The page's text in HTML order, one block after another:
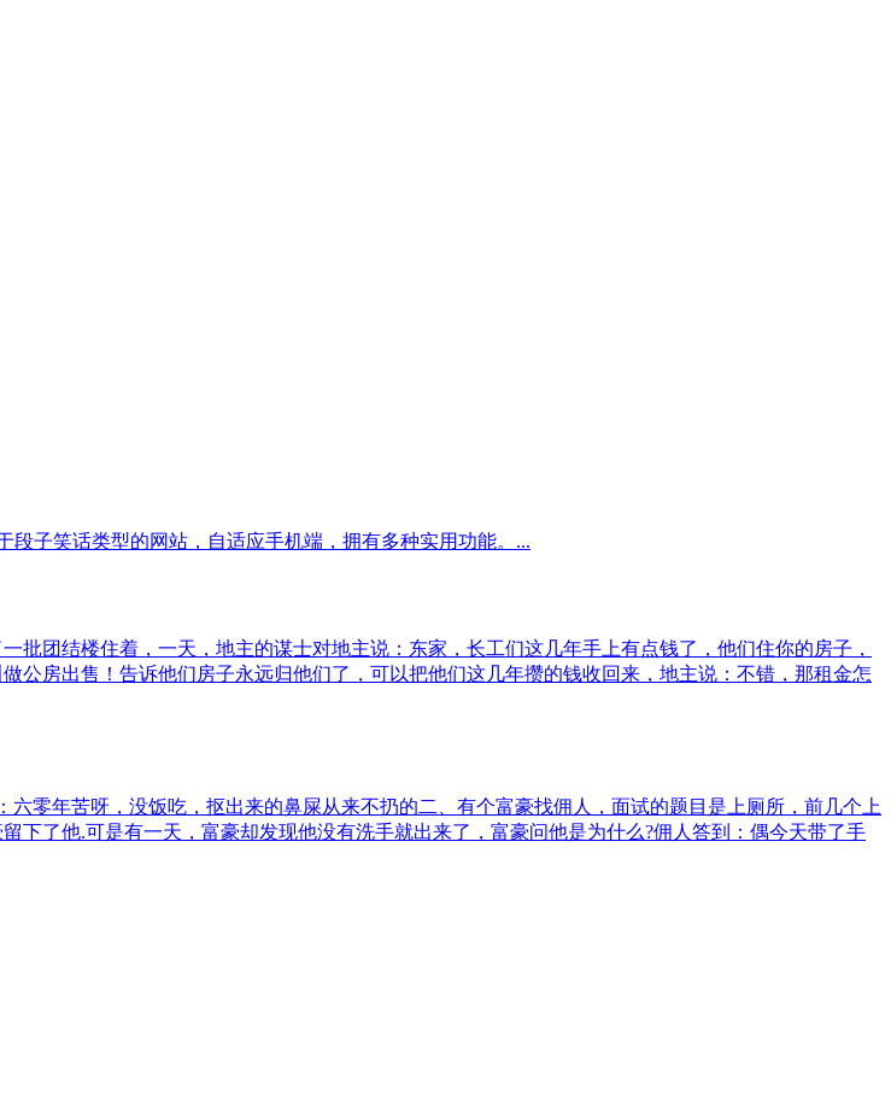
段子笑话类型的网站，自适应手机端，拥有多种实用功能。...
批团结楼住着，一天，地主的谋士对地主说：东家，长工们这几年手上有点钱了，他们住你的房子，
公房出售！告诉他们房子永远归他们了，可以把他们这几年攒的钱收回来，地主说：不错，那租金怎
零年苦呀，没饭吃，抠出来的鼻屎从来不扔的二、有个富豪找佣人，面试的题目是上厕所，前几个上
下了他.可是有一天，富豪却发现他没有洗手就出来了，富豪问他是为什么?佣人答到：偶今天带了手